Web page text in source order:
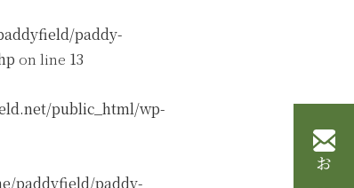
paddy-
on line 13
public_html/wp-
paddyfield/paddy-